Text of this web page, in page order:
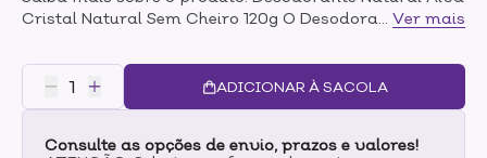
Cristal Natural Sem Cheiro 120g O Desodorante 100%
desodorante natural mais vendido do Brasil.Permite
que o corpo transpire naturalmente, eliminando as
bactérias que causam maus odores, sem entupir os
pele das axilas, e oferece até 12h de proteção
Ver mais
ADICIONAR À SACOLA
Consulte as opções de envio, prazos e valores!